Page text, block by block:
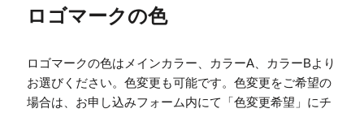
ロゴマークの色
ロゴマークの色はメインカラー、カラーA、カラーBより
お選びください。色変更も可能です。色変更をご希望の
場合は、お申し込みフォーム内にて「色変更希望」にチ